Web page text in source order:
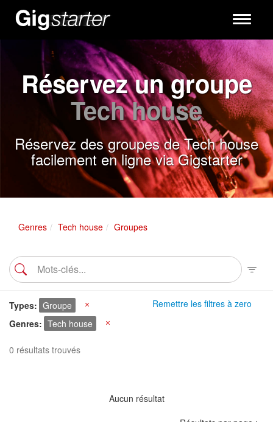
Toggle
Réservez un groupe
Tech house
Réservez des groupes de Tech house
facilement en ligne via Gigstarter
Genres Tech house Groupes
Remettre les filtres à zero
Types Groupe
Genres
Tech house
0 résultats trouvés
Aucun résultat